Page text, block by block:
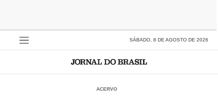
SÁBADO, 8 DE AGOSTO DE 2026
ACERVO